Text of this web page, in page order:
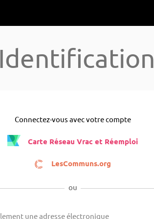
Identification
Connectez-vous avec votre compte
Carte Réseau Vrac et Réemploi
LesCommuns.org
ou